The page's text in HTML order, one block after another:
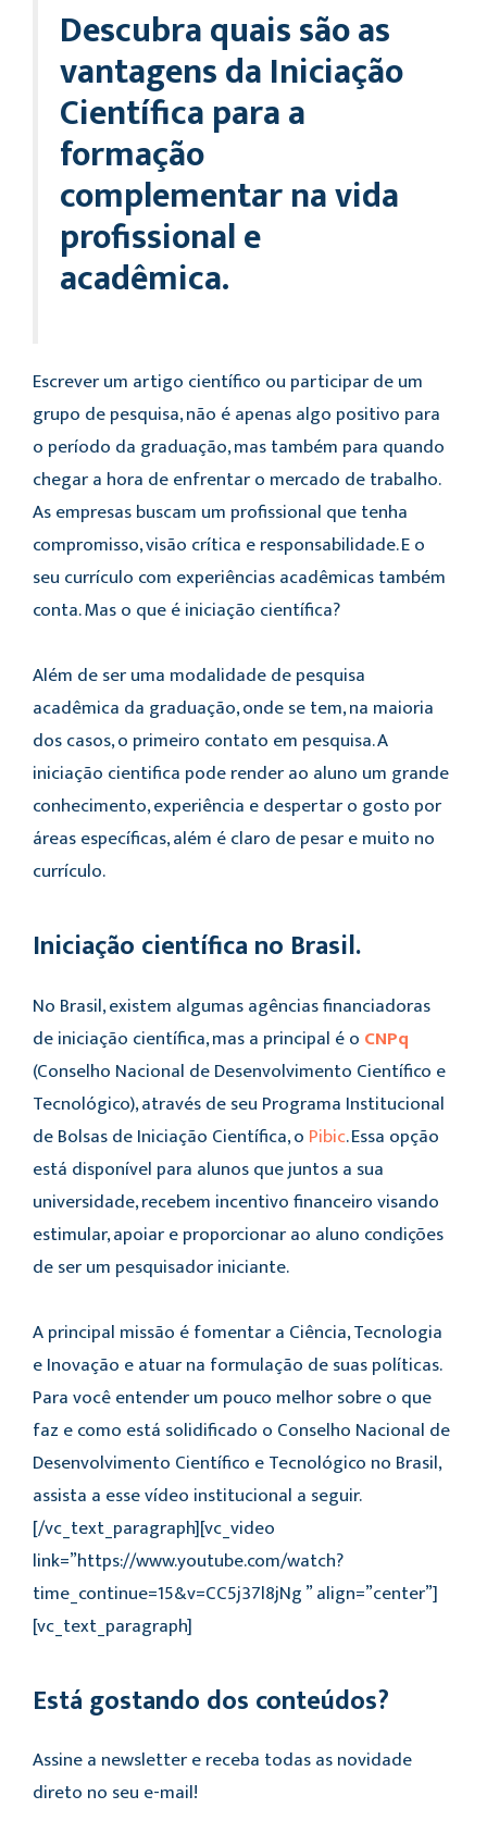
Descubra quais são as
vantagens da Iniciação
Científica para a
formação
complementar na vida
profissional e
acadêmica.
Escrever um artigo científico ou participar de um
grupo de pesquisa, não é apenas algo positivo para
o período da graduação, mas também para quando
chegar a hora de enfrentar o mercado de trabalho.
As empresas buscam um profissional que tenha
compromisso, visão crítica e responsabilidade. E o
seu currículo com experiências acadêmicas também
conta. Mas o que é iniciação científica?
Além de ser uma modalidade de pesquisa
acadêmica da graduação, onde se tem, na maioria
dos casos, o primeiro contato em pesquisa. A
iniciação cientifica pode render ao aluno um grande
conhecimento, experiência e despertar o gosto por
áreas específicas, além é claro de pesar e muito no
currículo.
Iniciação científica no Brasil.
No Brasil, existem algumas agências financiadoras
de iniciação científica, mas a principal é o CNPq
(Conselho Nacional de Desenvolvimento Científico e
Tecnológico), através de seu Programa Institucional
de Bolsas de Iniciação Científica, o Pibic. Essa opção
está disponível para alunos que juntos a sua
universidade, recebem incentivo financeiro visando
estimular, apoiar e proporcionar ao aluno condições
de ser um pesquisador iniciante.
A principal missão é fomentar a Ciência, Tecnologia
e Inovação e atuar na formulação de suas políticas.
Para você entender um pouco melhor sobre o que
faz e como está solidificado o Conselho Nacional de
Desenvolvimento Científico e Tecnológico no Brasil,
assista a esse vídeo institucional a seguir.
[/vc_text_paragraph][vc_video
link=”https://www.youtube.com/watch?
time_continue=15&v=CC5j37l8jNg ” align=”center”]
[vc_text_paragraph]
Está gostando dos conteúdos?
Assine a newsletter e receba todas as novidade
direto no seu e-mail!